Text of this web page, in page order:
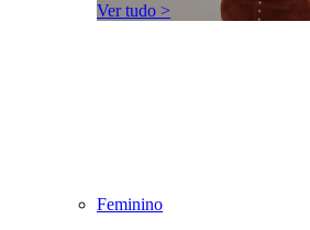
Ver tudo >
Feminino